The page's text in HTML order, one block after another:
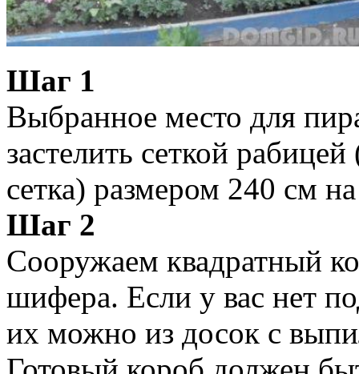
Шаг 1
Выбранное место для
застелить сеткой
сетка) размером 240 см
Шаг 2
Сооружаем квадратный
шифера. Если у вас нет
их можно из досок с